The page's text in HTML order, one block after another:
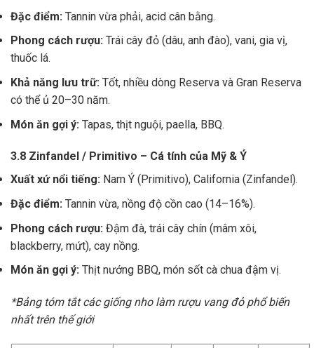
Đặc điểm: Tannin vừa phải, acid cân bằng.
Phong cách rượu: Trái cây đỏ (dâu, anh đào), vani, gia vị,
thuốc lá.
Khả năng lưu trữ: Tốt, nhiều dòng Reserva và Gran Reserva
có thể ủ 20–30 năm.
Món ăn gợi ý: Tapas, thịt nguội, paella, BBQ.
3.8 Zinfandel / Primitivo – Cá tính của Mỹ & Ý
Xuất xứ nổi tiếng: Nam Ý (Primitivo), California (Zinfandel).
Đặc điểm: Tannin vừa, nồng độ cồn cao (14–16%).
Phong cách rượu: Đậm đà, trái cây chín (mâm xôi,
blackberry, mứt), cay nồng.
Món ăn gợi ý: Thịt nướng BBQ, món sốt cà chua đậm vị.
*Bảng tóm tắt các giống nho làm rượu vang đỏ phổ biến
nhất trên thế giới